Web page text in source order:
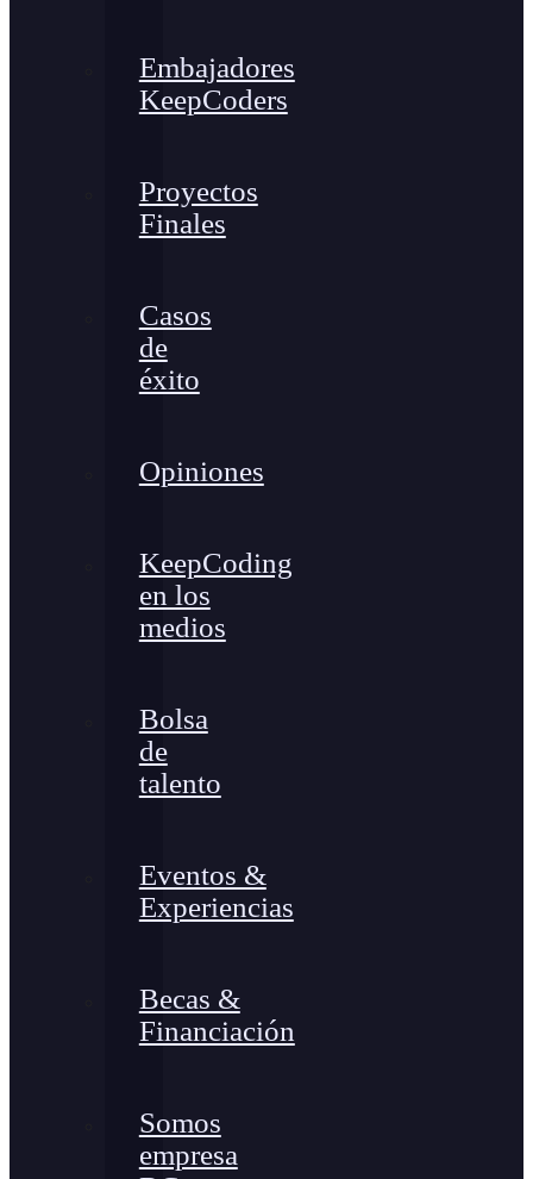
Embajadores
KeepCoders
Proyectos
Finales
Casos
de
éxito
Opiniones
KeepCoding
en los
medios
Bolsa
de
talento
Eventos &
Experiencias
Becas &
Financiación
Somos
empresa